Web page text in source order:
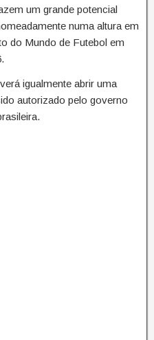
um grande potencial
numa altura em
do Mundo de Futebol em
igualmente abrir uma
autorizado pelo governo